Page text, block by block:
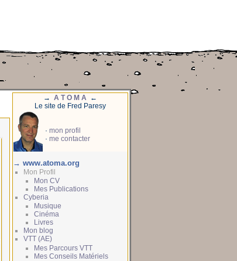
→ A T O M A ←
Le site de Fred Paresy
· mon profil
· me contacter
→ www.atoma.org
Mon Profil
Mon CV
Mes Publications
Cyberia
Musique
Cinéma
Livres
Mon blog
VTT (AE)
Mes Parcours VTT
Mes Conseils Matériels